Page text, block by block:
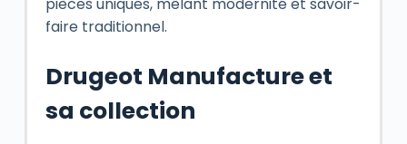
faire traditionnel.
Drugeot Manufacture et
sa collection